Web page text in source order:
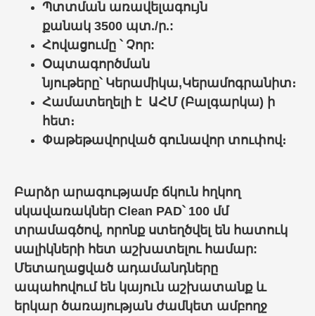
Պտտման առավելագույն
քանակ 3500 պտ./ր.:
Հովացումը ՝ Չոր:
Օպտագործման
նյութերը՝ Կերամիկա,Կերամոգրանիտ։
Համատեղելի է ԱՀՄ (Բալգարկա) ի
հետ։
Փաթեթավորված գունավոր տուփով։
Բարձր արագությամբ ճկուն հղկող
սկավառակներ Clean PAD՝ 100 մմ
տրամագծով, որոնք ստեղծվել են հատուկ
սալիկների հետ աշխատելու համար:
Մետաղացված ադամանդները
ապահովում են կայուն աշխատանք և
երկար ծառայության ժամկետ ամբողջ